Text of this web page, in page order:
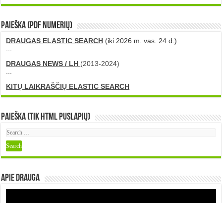
PAIEŠKA (PDF numerių)
DRAUGAS ELASTIC SEARCH (iki 2026 m. vas. 24 d.)
...
DRAUGAS NEWS / LH (2013-2024)
...
KITŲ LAIKRAŠČIŲ ELASTIC SEARCH
Paieška (tik HTML puslapių)
Apie DRAUGA